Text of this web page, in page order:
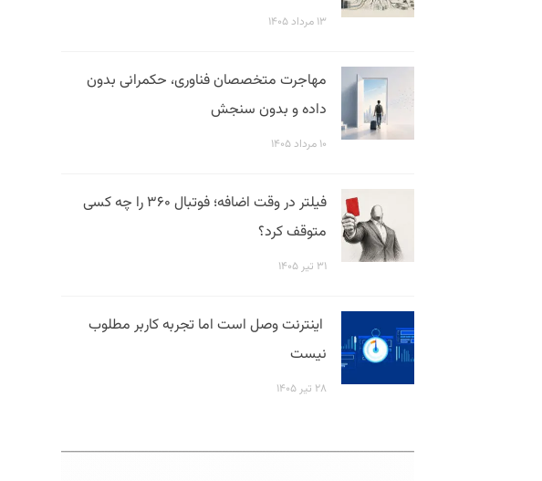
۱۳ مرداد ۱۴۰۵
مهاجرت متخصصان فناوری، حکمرانی بدون
داده و بدون سنجش
۱۰ مرداد ۱۴۰۵
فیلتر در وقت اضافه؛ فوتبال ۳۶۰ را چه کسی
متوقف کرد؟
۳۱ تیر ۱۴۰۵
اینترنت وصل است اما تجربه کاربر مطلوب
نیست
۲۸ تیر ۱۴۰۵